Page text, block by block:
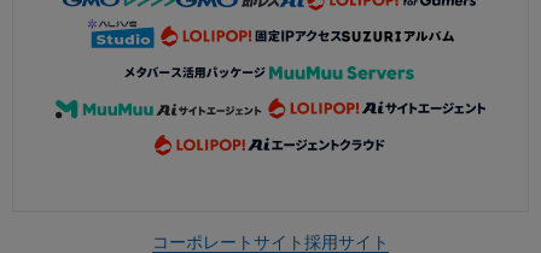
コーポレートサイト採用サイト